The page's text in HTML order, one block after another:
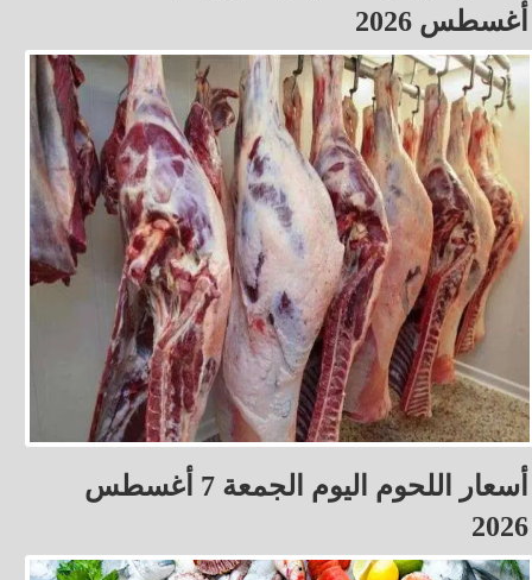
أغسطس 2026
أسعار اللحوم اليوم الجمعة 7 أغسطس
2026